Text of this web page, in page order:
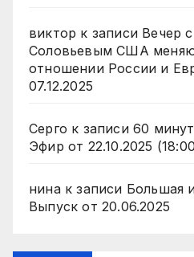
виктор к записи Вечер
Соловьевым США
отношении России и
07.12.2025
Серго к записи 60
Эфир от 22.10.2025
нинак записи Большая
Выпуск от 20.06.2025